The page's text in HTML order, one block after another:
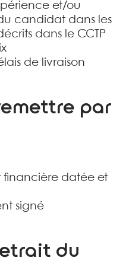
et/ou
candidat dans les
dans le CCTP
de livraison
par
financière datée et
signé
du